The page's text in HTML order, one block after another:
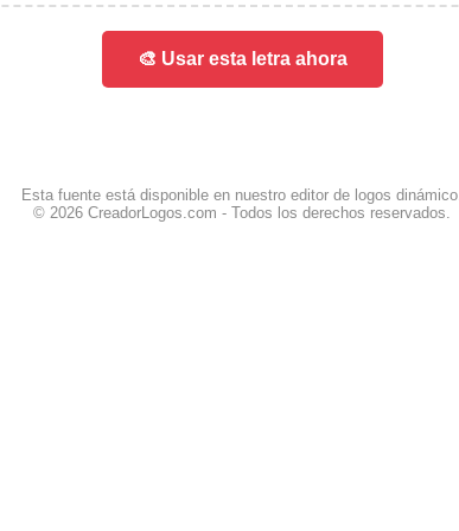
🎨 Usar esta letra ahora
Esta fuente está disponible en nuestro editor de logos dinámico.
© 2026 CreadorLogos.com - Todos los derechos reservados.